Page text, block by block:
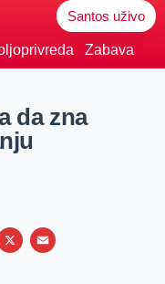
Santos uživo
Zabava
da zna
X
E